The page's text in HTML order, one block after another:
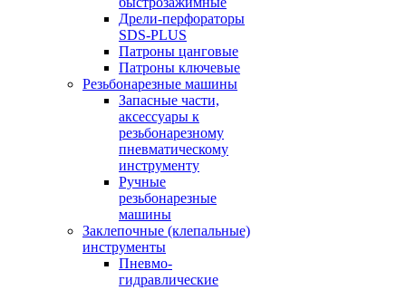
Дрели-перфораторы
SDS-PLUS
Патроны цанговые
Патроны ключевые
Резьбонарезные машины
Запасные части,
аксессуары к
резьбонарезному
пневматическому
инструменту
Ручные
резьбонарезные
машины
Заклепочные (клепальные)
инструменты
Пневмо-
гидравлические